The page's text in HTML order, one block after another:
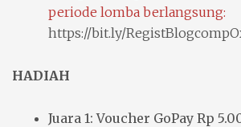
periode lomba berlangsung:
https://bit.ly/
HADIAH
Juara 1: Voucher GoPay Rp